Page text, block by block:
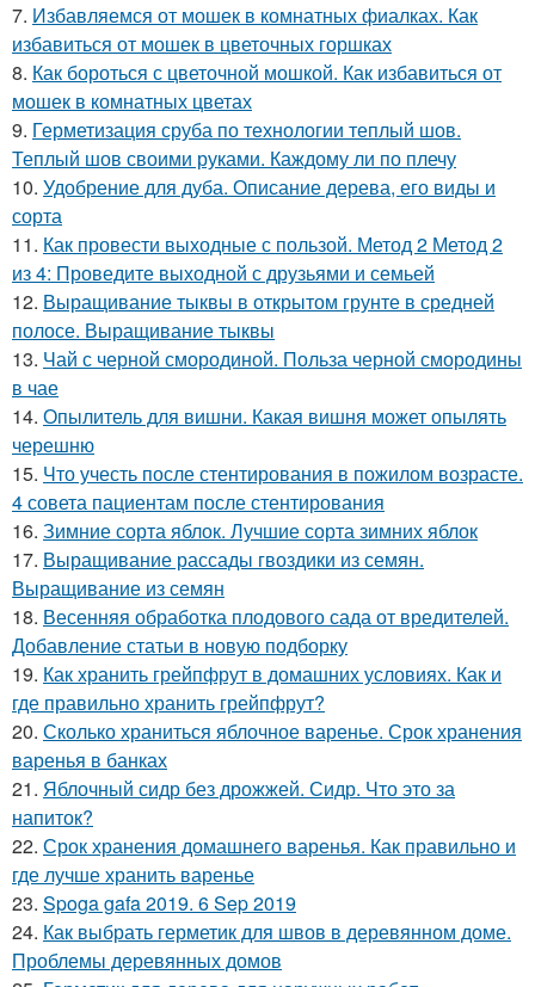
7. Избавляемся от мошек в комнатных фиалках. Как
избавиться от мошек в цветочных горшках
8. Как бороться с цветочной мошкой. Как избавиться от
мошек в комнатных цветах
9. Герметизация сруба по технологии теплый шов.
Теплый шов своими руками. Каждому ли по плечу
10. Удобрение для дуба. Описание дерева, его виды и
сорта
11. Как провести выходные с пользой. Метод 2 Метод 2
из 4: Проведите выходной с друзьями и семьей
12. Выращивание тыквы в открытом грунте в средней
полосе. Выращивание тыквы
13. Чай с черной смородиной. Польза черной смородины
в чае
14. Опылитель для вишни. Какая вишня может опылять
черешню
15. Что учесть после стентирования в пожилом возрасте.
4 совета пациентам после стентирования
16. Зимние сорта яблок. Лучшие сорта зимних яблок
17. Выращивание рассады гвоздики из семян.
Выращивание из семян
18. Весенняя обработка плодового сада от вредителей.
Добавление статьи в новую подборку
19. Как хранить грейпфрут в домашних условиях. Как и
где правильно хранить грейпфрут?
20. Сколько храниться яблочное варенье. Срок хранения
варенья в банках
21. Яблочный сидр без дрожжей. Сидр. Что это за
напиток?
22. Срок хранения домашнего варенья. Как правильно и
где лучше хранить варенье
23. Spoga gafa 2019. 6 Sep 2019
24. Как выбрать герметик для швов в деревянном доме.
Проблемы деревянных домов